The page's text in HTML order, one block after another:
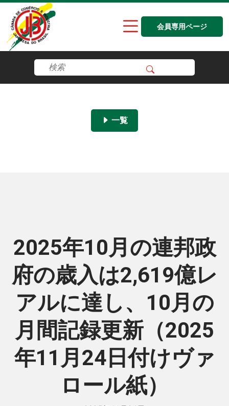
会員専用ページ
一覧
2025年10月の連邦政
府の歳入は2,619億レ
アルに達し、10月の
月間記録更新（2025
年11月24日付けヴァ
ロール紙）